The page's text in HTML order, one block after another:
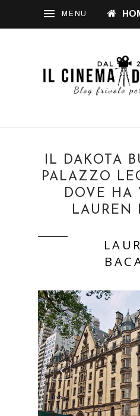
IL DAKOTA
PALAZZO
DOVE HA
LAUREN